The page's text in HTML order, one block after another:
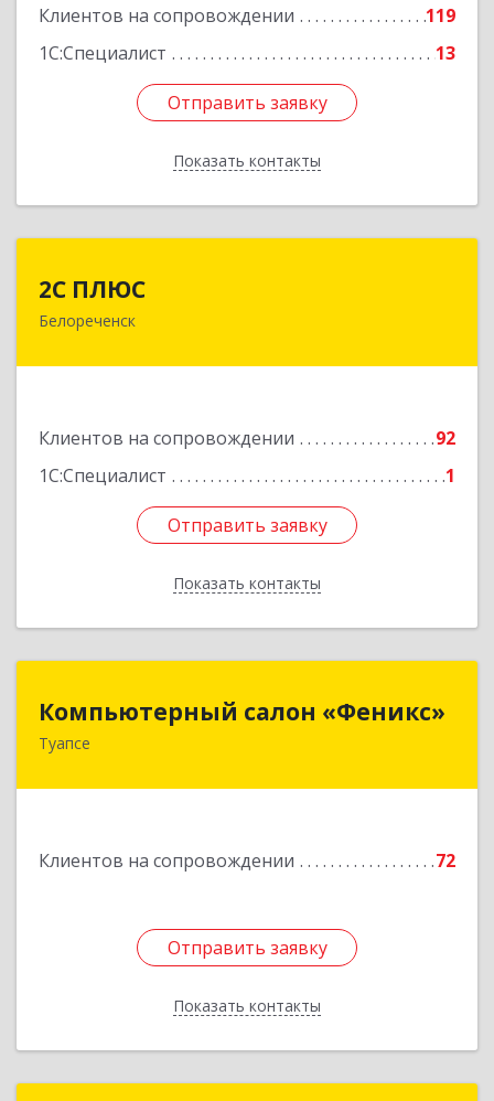
Клиентов на сопровождении
119
1С:Специалист
13
Отправить заявку
Показать контакты
Отправить заявку
Назад
2С ПЛЮС
Белореченск
Клиентов на сопровождении
92
1С:Специалист
1
Отправить заявку
Показать контакты
352630, Краснодарский край, Белореченский р-
Отправить заявку
Назад
Компьютерный салон «Феникс»
Туапсе
Клиентов на сопровождении 72
Отправить заявку
Показать контакты
Компьютерный салон «Феникс»
352800, Краснодарский край, Туапсинский р-н,
Отправить заявку
Назад